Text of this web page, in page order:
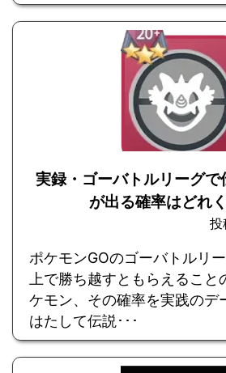
実録・ゴーバトルリーグで
が出る確率はどれ
ポケモンGOのゴーバトルリ
上で勝ち越すともらえること
ケモン、その確率を実践のデ
はたして伝説･･･